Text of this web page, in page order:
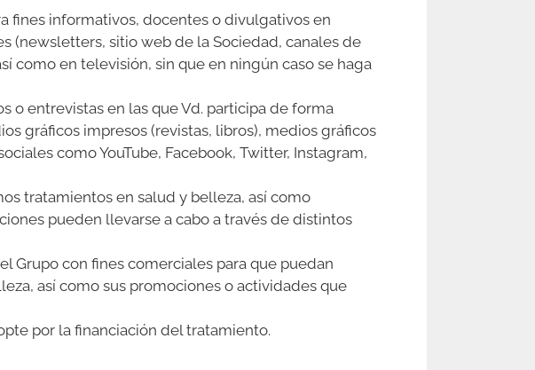
fines informativos, docentes o divulgativos en
(newsletters, sitio web de la Sociedad, canales de
como en televisión, sin que en ningún caso se haga
o entrevistas en las que Vd. participa de forma
gráficos impresos (revistas, libros), medios gráficos
como YouTube, Facebook, Twitter, Instagram,
tratamientos en salud y belleza, así como
pueden llevarse a cabo a través de distintos
Grupo con fines comerciales para que puedan
así como sus promociones o actividades que
por la financiación del tratamiento.